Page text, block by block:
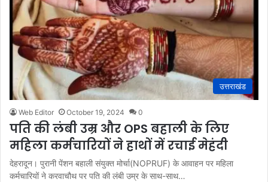
उत्तराखंड
Web Editor October 19, 2024 0
पति की लंबी उम्र और OPS बहाली के लिए
महिला कर्मचारियों ने हाथों में रचाई मेहंदी
देहरादून। पुरानी पेंशन बहाली संयुक्त मोर्चा(NOPRUF) के आवाहन पर महिला
कर्मचारियों ने करवाचौथ पर पति की लंबी उम्र के साथ-साथ…